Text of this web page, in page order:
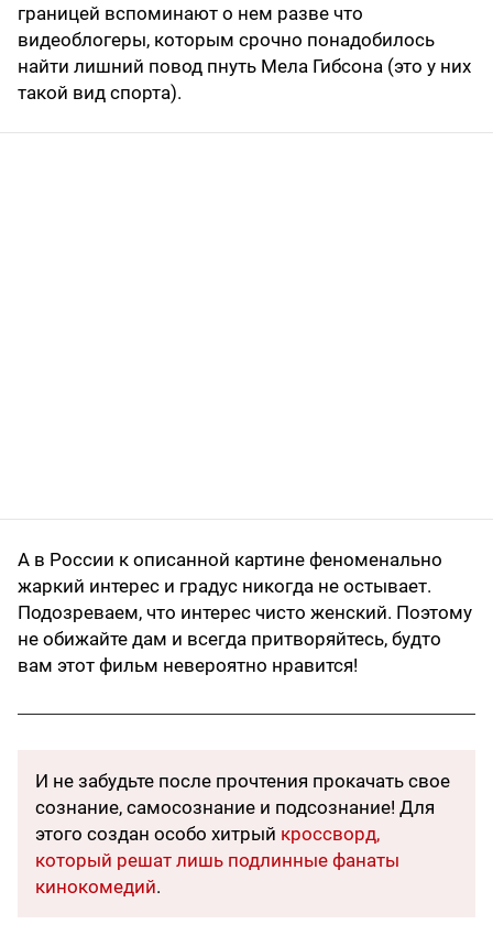
границей вспоминают о нем разве что
видеоблогеры, которым срочно понадобилось
найти лишний повод пнуть Мела Гибсона (это у них
такой вид спорта).
А в России к описанной картине феноменально
жаркий интерес и градус никогда не остывает.
Подозреваем, что интерес чисто женский. Поэтому
не обижайте дам и всегда притворяйтесь, будто
вам этот фильм невероятно нравится!
И не забудьте после прочтения прокачать свое
сознание, самосознание и подсознание! Для
этого создан особо хитрый кроссворд,
который решат лишь подлинные фанаты
кинокомедий.